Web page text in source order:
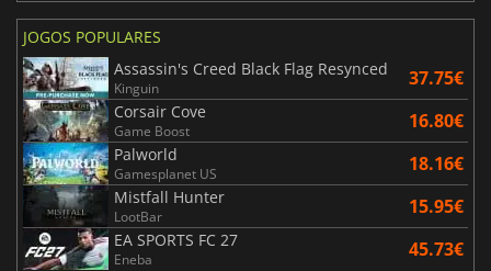
JOGOS POPULARES
Assassin's Creed Black Flag Resynced
Kinguin 37.75€
Corsair Cove
Game Boost 16.80€
Palworld
Gamesplanet US 18.16€
Mistfall Hunter
LootBar 15.95€
EA SPORTS FC 27
Eneba 45.73€